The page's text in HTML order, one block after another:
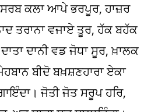
ਕਲਾ ਆਪੇ ਭਰਪੂਰ, ਹਾਜ਼ਰ
ਤਰਾਨਾ ਵਜਾਏ ਤੂਰ, ਹੱਕ ਬਹੱਕ
ਦਾਨੀ ਵਡ ਜੋਧਾ ਸੂਰ, ਖ਼ਾਲਕ
ਬੀਦੋ ਬਖ਼ਸ਼ਣਹਾਰਾ ਏਕਾ
ਜੋਤੀ ਜੋਤ ਸਰੂਪ ਹਰਿ,